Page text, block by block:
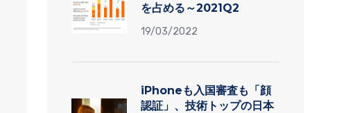
を占める～2021Q2
19/03/2022
iPhoneも入国審査も「顔
認証」、技術トップの日本